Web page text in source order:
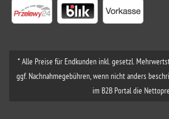
* Alle Preise für Endkunden inkl. gesetzl.
ggf. Nachnahmegebühren, wenn nicht anders
im B2B Portal die